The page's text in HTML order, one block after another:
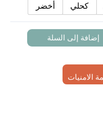
كحلي أخضر
إضافة إلى السلة
الامنيات